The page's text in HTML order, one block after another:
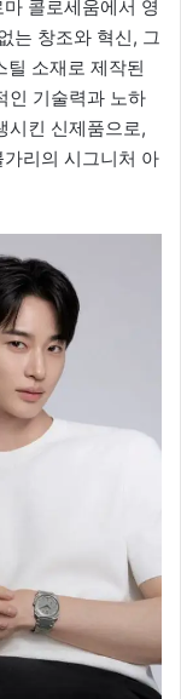
콜로세움에서 영
는 창조와 혁신, 그
틸 소재로 제작된
인 기술력과 노하
시킨 신제품으로,
리의 시그니처 아